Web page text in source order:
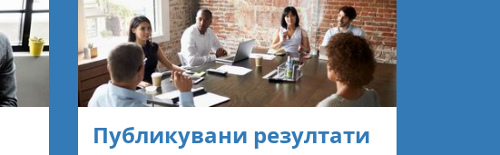
Публикувани резултати